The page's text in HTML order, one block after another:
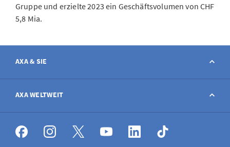
Gruppe und erzielte 2023 ein Geschäftsvolumen von CHF
5,8 Mia.
AXA & SIE
Kontakt
Schaden melden
AXA WELTWEIT
AXA weltweit